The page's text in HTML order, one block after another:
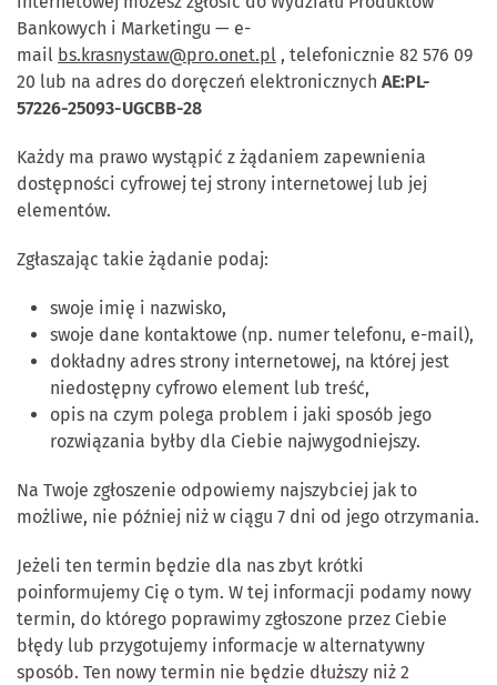
Bankowych i Marketingu — e-
mail bs.krasnystaw@pro.onet.pl , telefonicznie 82 576 09
20 lub na adres do doręczeń elektronicznych AE:PL-
57226-25093-UGCBB-28
Każdy ma prawo wystąpić z żądaniem zapewnienia
dostępności cyfrowej tej strony internetowej lub jej
elementów.
Zgłaszając takie żądanie podaj:
swoje imię i nazwisko,
swoje dane kontaktowe (np. numer telefonu, e-mail),
dokładny adres strony internetowej, na której jest
niedostępny cyfrowo element lub treść,
opis na czym polega problem i jaki sposób jego
rozwiązania byłby dla Ciebie najwygodniejszy.
Na Twoje zgłoszenie odpowiemy najszybciej jak to
możliwe, nie później niż w ciągu 7 dni od jego otrzymania.
Jeżeli ten termin będzie dla nas zbyt krótki
poinformujemy Cię o tym. W tej informacji podamy nowy
termin, do którego poprawimy zgłoszone przez Ciebie
błędy lub przygotujemy informacje w alternatywny
sposób. Ten nowy termin nie będzie dłuższy niż 2